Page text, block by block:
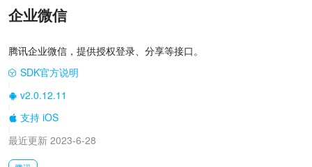
企业微信
腾讯企业微信，提供授权登录、分享等接口。
SDK官方说明
v2.0.12.11
支持 iOS
最近更新 2023-6-28